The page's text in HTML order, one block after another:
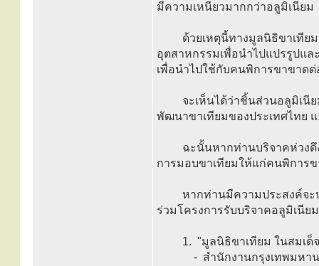
มีความเหนียวมากกว่าอลูมิเนียม
ด้วยเหตุนี้ทางมูลนิธิขาเทียมฯ
อุตสาหกรรมเพื่อนำไปแปรรูปแ
เพื่อนำไปใช้กับคนพิการขาขาดต่
จะเห็นได้ว่าชิ้นส่วนอลูมิเนียม
พัฒนาขาเทียมของประเทศไทย
ฉะนั้นหากท่านบริจาคห่วงดึง
การมอบขาเทียมให้แก่คนพิการข
หากท่านมีความประสงค์จะบริ
ร่วมโครงการรับบริจาคอลูมิเนีย
1. "มูลนิธิขาเทียม ในสมเด็จ
- สำนักงานกรุงเทพมหา